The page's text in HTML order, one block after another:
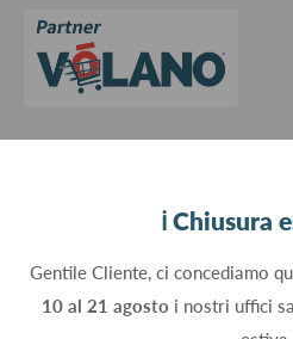
ℹ️ Chiusura
Gentile Cliente, ci concediamo
10 al 21 agosto i nostri uffici
Aggiorna le preferenze sui cookie
C.Fisc. P.IVA 09934830960
Seguici